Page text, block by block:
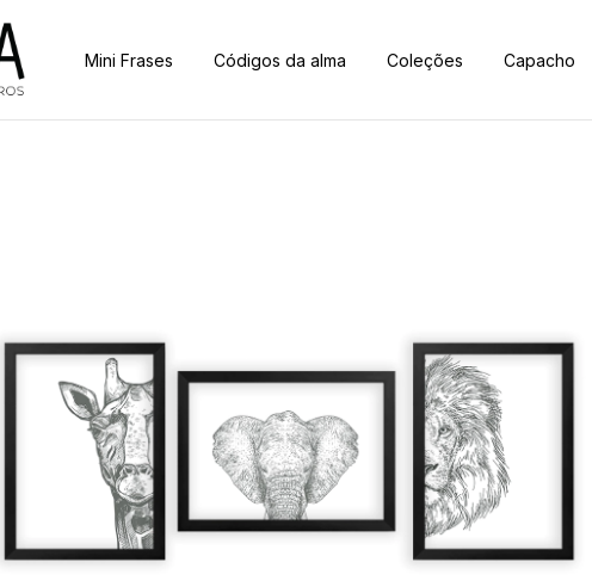
Mini Frases Códigos da alma Coleções Capacho